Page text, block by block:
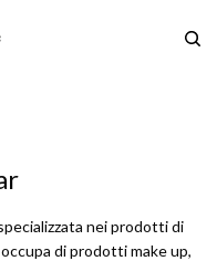
nei prodotti di
di prodotti make up,